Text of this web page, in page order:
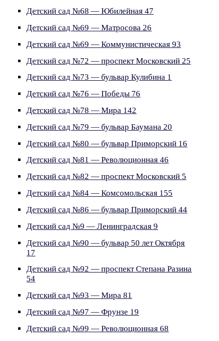
Детский сад №68 — Юбилейная 47
Детский сад №69 — Матросова 26
Детский сад №69 — Коммунистическая 93
Детский сад №72 — проспект Московский 25
Детский сад №73 — бульвар Кулибина 1
Детский сад №76 — Победы 76
Детский сад №78 — Мира 142
Детский сад №79 — бульвар Баумана 20
Детский сад №80 — бульвар Приморский 16
Детский сад №81 — Революционная 46
Детский сад №82 — проспект Московский 5
Детский сад №84 — Комсомольская 155
Детский сад №86 — бульвар Приморский 44
Детский сад №9 — Ленинградская 9
Детский сад №90 — бульвар 50 лет Октября
17
Детский сад №92 — проспект Степана Разина
54
Детский сад №93 — Мира 81
Детский сад №97 — Фрунзе 19
Детский сад №99 — Революционная 68